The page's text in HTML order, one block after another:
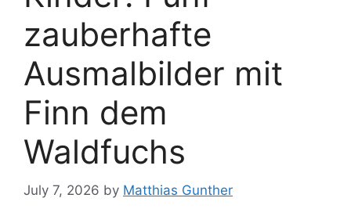
zauberhafte
Ausmalbilder mit
Finn dem
Waldfuchs
July 7, 2026 by Matthias Gunther